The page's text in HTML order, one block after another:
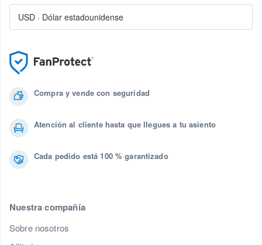
Compra y vende con seguridad
Atención al cliente hasta que llegues a tu asiento
Cada pedido está 100 % garantizado
Nuestra compañía
Sobre nosotros
USD · Dólar estadounidense